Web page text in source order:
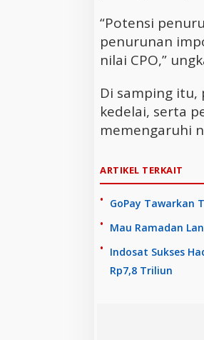
“Potensi
penurunan
nilai CPO,”
Di samping
kedelai, serta
memengaruhi
ARTIKEL TERKAIT
GoPay Tawarkan
Mau Ramadan
Indosat Sukses
Rp7,8 Triliun